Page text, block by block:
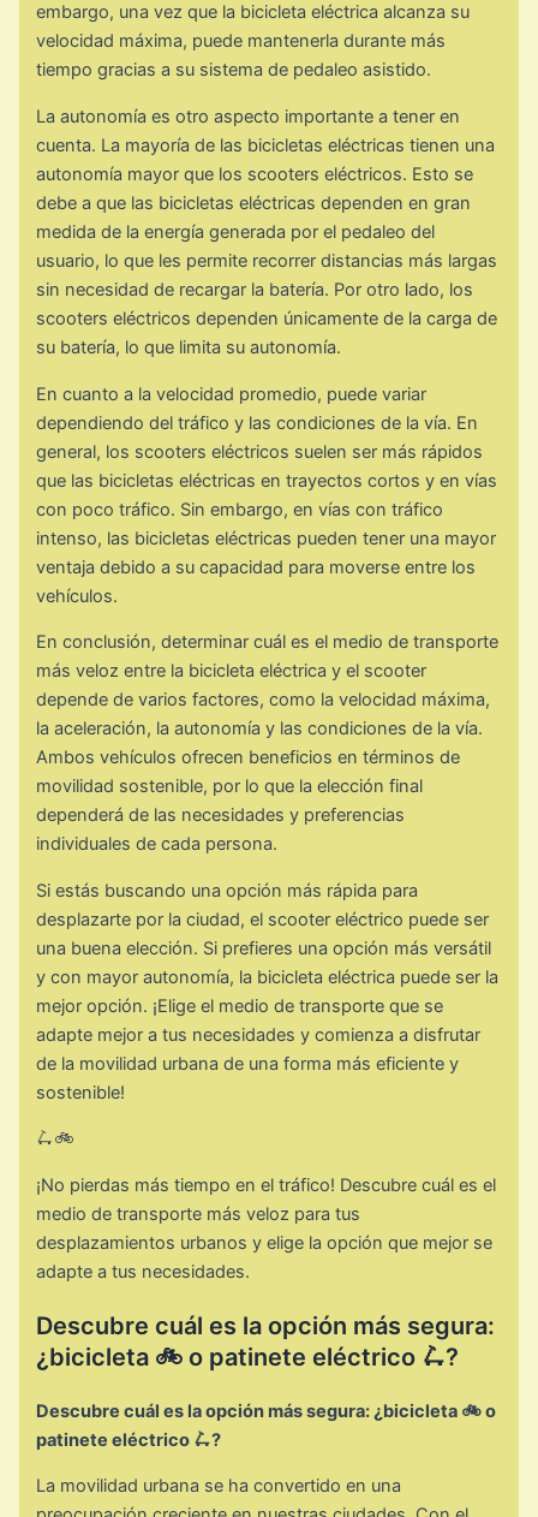
embargo, una vez que la bicicleta eléctrica alcanza su
velocidad máxima, puede mantenerla durante más
tiempo gracias a su sistema de pedaleo asistido.
La autonomía es otro aspecto importante a tener en
cuenta. La mayoría de las bicicletas eléctricas tienen una
autonomía mayor que los scooters eléctricos. Esto se
debe a que las bicicletas eléctricas dependen en gran
medida de la energía generada por el pedaleo del
usuario, lo que les permite recorrer distancias más largas
sin necesidad de recargar la batería. Por otro lado, los
scooters eléctricos dependen únicamente de la carga de
su batería, lo que limita su autonomía.
En cuanto a la velocidad promedio, puede variar
dependiendo del tráfico y las condiciones de la vía. En
general, los scooters eléctricos suelen ser más rápidos
que las bicicletas eléctricas en trayectos cortos y en vías
con poco tráfico. Sin embargo, en vías con tráfico
intenso, las bicicletas eléctricas pueden tener una mayor
ventaja debido a su capacidad para moverse entre los
vehículos.
En conclusión, determinar cuál es el medio de transporte
más veloz entre la bicicleta eléctrica y el scooter
depende de varios factores, como la velocidad máxima,
la aceleración, la autonomía y las condiciones de la vía.
Ambos vehículos ofrecen beneficios en términos de
movilidad sostenible, por lo que la elección final
dependerá de las necesidades y preferencias
individuales de cada persona.
Si estás buscando una opción más rápida para
desplazarte por la ciudad, el scooter eléctrico puede ser
una buena elección. Si prefieres una opción más versátil
y con mayor autonomía, la bicicleta eléctrica puede ser la
mejor opción. ¡Elige el medio de transporte que se
adapte mejor a tus necesidades y comienza a disfrutar
de la movilidad urbana de una forma más eficiente y
sostenible!
🛴🚲
¡No pierdas más tiempo en el tráfico! Descubre cuál es el
medio de transporte más veloz para tus
desplazamientos urbanos y elige la opción que mejor se
adapte a tus necesidades.
Descubre cuál es la opción más segura:
¿bicicleta 🚲 o patinete eléctrico 🛴?
Descubre cuál es la opción más segura: ¿bicicleta 🚲 o
patinete eléctrico 🛴?
La movilidad urbana se ha convertido en una